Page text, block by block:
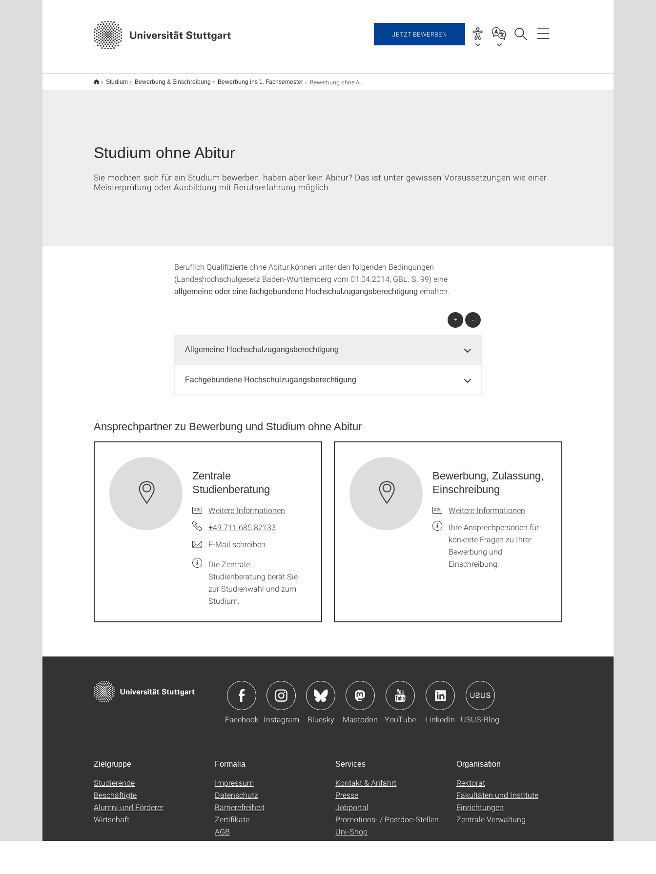
JETZT BEWERBEN
Studium Bewerbung & Einschreibung Bewerbung ins 1. Fachsemester Bewerbung ohne Abitur
Studium ohne Abitur
Sie möchten sich für ein Studium bewerben, haben aber kein Abitur? Das ist unter gewissen Voraussetzungen wie einer
Meisterprüfung oder Ausbildung mit Berufserfahrung möglich.
Beruflich Qualifizierte ohne Abitur können unter den folgenden Bedingungen
(Landeshochschulgesetz Baden-Württemberg vom 01.04.2014, GBL. S. 99) eine
allgemeine oder eine fachgebundene Hochschulzugangsberechtigung erhalten.
+ -
Allgemeine Hochschulzugangsberechtigung
Fachgebundene Hochschulzugangsberechtigung
Ansprechpartner zu Bewerbung und Studium ohne Abitur
Zentrale
Studienberatung
Weitere Informationen
+49 711 685 82133
E-Mail schreiben
Die Zentrale
Studienberatung berät Sie
zur Studienwahl und zum
Studium.
Bewerbung, Zulassung,
Einschreibung
Weitere Informationen
Ihre Ansprechpersonen für
konkrete Fragen zu Ihrer
Bewerbung und
Einschreibung.
Facebook Instagram Bluesky Mastodon YouTube LinkedIn USUS-Blog
Zielgruppe
Studierende
Beschäftigte
Alumni und Förderer
Wirtschaft
Formalia
Impressum
Datenschutz
Barrierefreiheit
Zertifikate
AGB
Services
Kontakt & Anfahrt
Presse
Jobportal
Promotions- / Postdoc-Stellen
Uni-Shop
Organisation
Rektorat
Fakultäten und Institute
Einrichtungen
Zentrale Verwaltung